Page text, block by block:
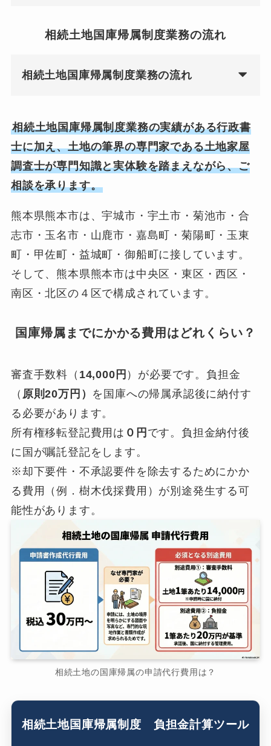
相続土地国庫帰属制度業務の流れ
相続土地国庫帰属制度業務の流れ
相続土地国庫帰属制度業務の実績がある行政書
士に加え、土地の筆界の専門家である土地家屋
調査士が専門知識と実体験を踏まえながら、ご
相談を承ります。
熊本県熊本市は、宇城市・宇土市・菊池市・合
志市・玉名市・山鹿市・嘉島町・菊陽町・玉東
町・甲佐町・益城町・御船町に接しています。
そして、熊本県熊本市は中央区・東区・西区・
南区・北区の４区で構成されています。
国庫帰属までにかかる費用はどれくらい？
審査手数料（ 14,000円 ）が必要です。負担金
（ 原則20万円） を国庫への帰属承認後に納付す
る必要があります。
所有権移転登記費用は ０円 です。負担金納付後
に国が嘱託登記をします。
※却下要件・不承認要件を除去するためにかか
る費用（例．樹木伐採費用）が別途発生する可
能性があります。
相続土地の国庫帰属の申請代行費用は？
相続土地国庫帰属制度 負担金計算ツール